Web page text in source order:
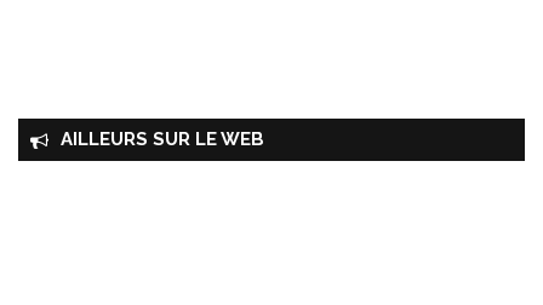
AILLEURS SUR LE WEB